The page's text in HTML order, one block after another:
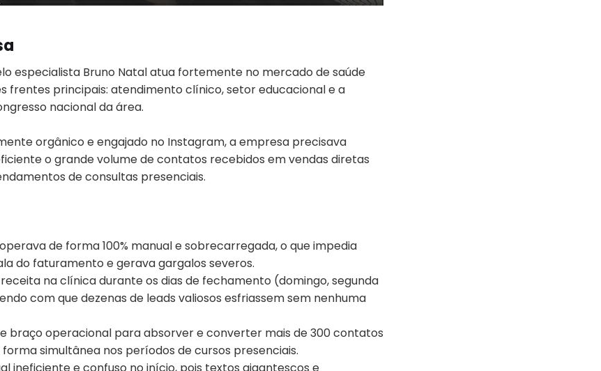
especialista Bruno Natal atua fortemente no mercado de saúde
frentes principais: atendimento clínico, setor educacional e a
nacional da área.
orgânico e engajado no Instagram, a empresa precisava
o grande volume de contatos recebidos em vendas diretas
de consultas presenciais.
de forma 100% manual e sobrecarregada, o que impedia
do faturamento e gerava gargalos severos.
na clínica durante os dias de fechamento (domingo, segunda
com que dezenas de leads valiosos esfriassem sem nenhuma
braço operacional para absorver e converter mais de 300 contatos
simultânea nos períodos de cursos presenciais.
ineficiente e confuso no início, pois textos gigantescos e